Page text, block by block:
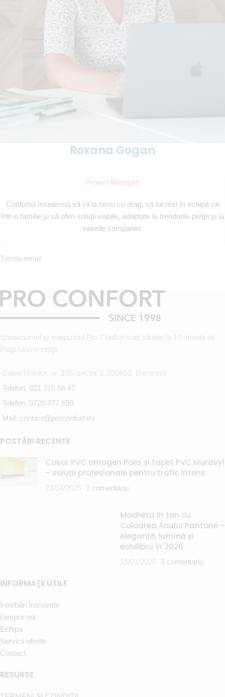
Roxana Gogan
Project Manager
Confortul înseamnă să vii la birou cu drag, să lucrezi în echipă ca
într-o familie şi să oferi soluţii viabile, adaptate la trendurile pieţei şi la
valorile companiei.
Trimite email
Showroomul şi magazinul Pro Confort sunt situate la 10 minute de
Piaţa Universităţii.
Calea Mosilor, nr. 105, sector 2, 020852, Bucuresti
Telefon: 021 315 56 47
Telefon: 0720 777 698
Mail: contact@proconfort.eu
POSTĂRI RECENTE
Covor PVC omogen Polis și tapet PVC Muravyl
– soluții profesionale pentru trafic intens
23/04/2026 1 comentariu
Mocheta în ton cu
Culoarea Anului Pantone –
eleganță, lumină și
echilibru în 2026
15/01/2026 1 comentariu
INFORMAŢII UTILE
Întrebări frecvente
Despre noi
Echipa
Servicii oferite
Contact
RESURSE